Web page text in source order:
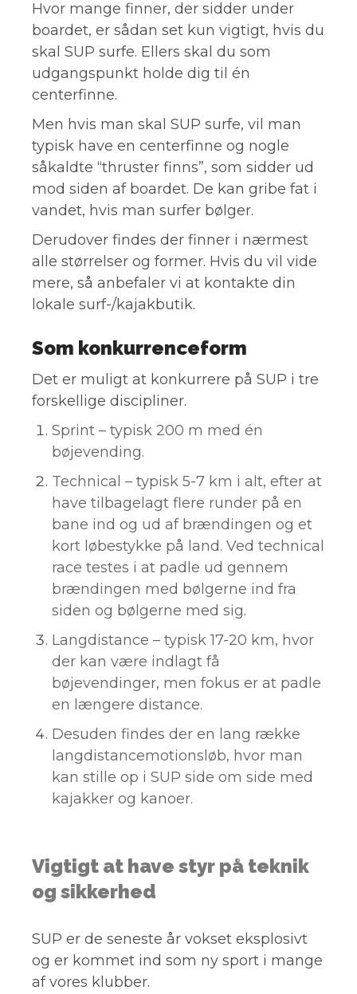
Hvor mange finner, der sidder under
boardet, er sådan set kun vigtigt, hvis du
skal SUP surfe. Ellers skal du som
udgangspunkt holde dig til én
centerfinne.
Men hvis man skal SUP surfe, vil man
typisk have en centerfinne og nogle
såkaldte “thruster finns”, som sidder ud
mod siden af boardet. De kan gribe fat i
vandet, hvis man surfer bølger.
Derudover findes der finner i nærmest
alle størrelser og former. Hvis du vil vide
mere, så anbefaler vi at kontakte din
lokale surf-/kajakbutik.
Som konkurrenceform
Det er muligt at konkurrere på SUP i tre
forskellige discipliner.
Sprint – typisk 200 m med én
bøjevending.
Technical – typisk 5-7 km i alt, efter at
have tilbagelagt flere runder på en
bane ind og ud af brændingen og et
kort løbestykke på land. Ved technical
race testes i at padle ud gennem
brændingen med bølgerne ind fra
siden og bølgerne med sig.
Langdistance – typisk 17-20 km, hvor
der kan være indlagt få
bøjevendinger, men fokus er at padle
en længere distance.
Desuden findes der en lang række
langdistancemotionsløb, hvor man
kan stille op i SUP side om side med
kajakker og kanoer.
Vigtigt at have styr på teknik
og sikkerhed
SUP er de seneste år vokset eksplosivt
og er kommet ind som ny sport i mange
af vores klubber.